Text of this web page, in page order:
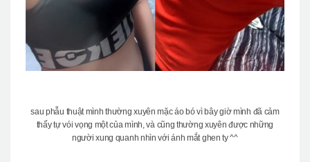
sau phẫu thuật mình thường xuyên mặc áo bó vì bây giờ mình đã cảm
thấy tự vói vọng một của mình, và cũng thường xuyên được những
người xung quanh nhìn với ánh mắt ghen ty ^^